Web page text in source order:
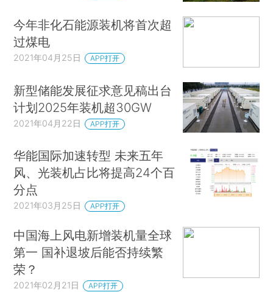
今年非化石能源装机将首次超
过煤电
2021年04月25日 APP打开
新型储能发展征求意见稿出台
计划2025年装机超30GW
2021年04月22日 APP打开
华能国际加速转型 未来五年
风、光装机占比将提高24个百
分点
2021年03月25日 APP打开
中国海上风电新增装机量全球
第一 国补退坡后能否持续繁
荣？
2021年02月21日 APP打开